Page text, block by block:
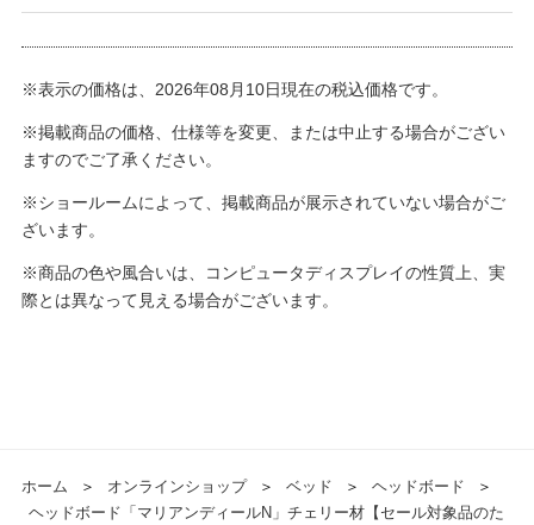
※表示の価格は、2026年08月10日現在の税込価格です。
※掲載商品の価格、仕様等を変更、または中止する場合がござい
ますのでご了承ください。
※ショールームによって、掲載商品が展示されていない場合がご
ざいます。
※商品の色や風合いは、コンピュータディスプレイの性質上、実
際とは異なって見える場合がございます。
ホーム ＞ オンラインショップ ＞ ベッド ＞ ヘッドボード
＞
ヘッドボード「マリアンディールN」チェリー材【セール対象品のた